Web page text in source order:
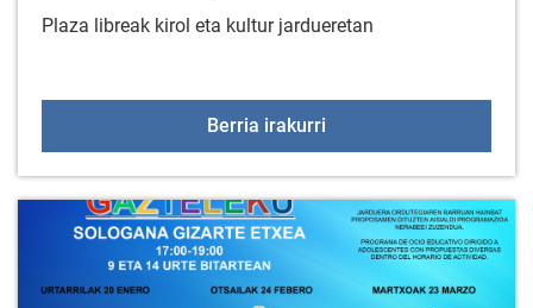
Plaza libreak kirol eta kultur jardueretan
Berria irakurri